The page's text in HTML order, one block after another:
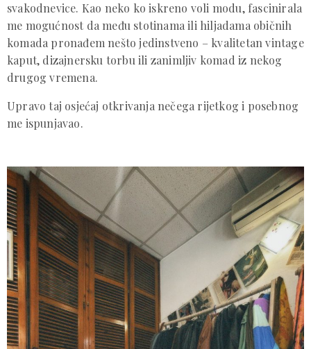
svakodnevice. Kao neko ko iskreno voli modu, fascinirala
me mogućnost da među stotinama ili hiljadama običnih
komada pronađem nešto jedinstveno – kvalitetan vintage
kaput, dizajnersku torbu ili zanimljiv komad iz nekog
drugog vremena.
Upravo taj osjećaj otkrivanja nečega rijetkog i posebnog
me ispunjavao.